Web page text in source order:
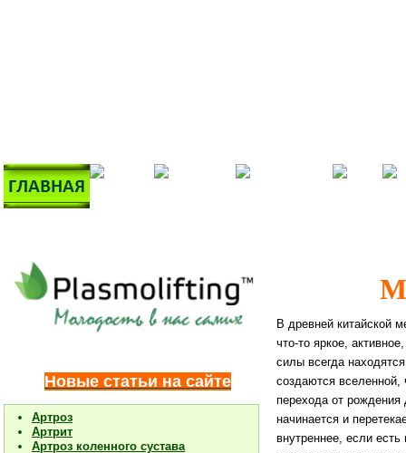
Новые статьи на сайте
Артроз
Артрит
Артроз коленного сустава
В древней китайской
что-то яркое,
силы всегда
создаются
перехода от рождения
начинается и
внутреннее, если